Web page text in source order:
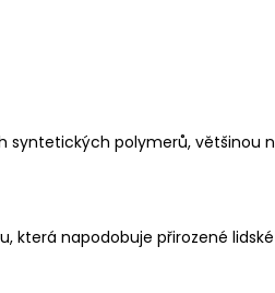
syntetických polymerů,
která napodobuje přirozené